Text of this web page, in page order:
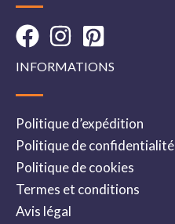
INFORMATIONS
Politique d’expédition
Politique de confidentialité
Politique de cookies
Termes et conditions
Avis légal